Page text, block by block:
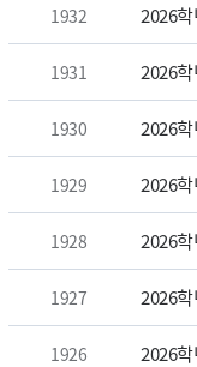
1932 2026
1931 2026
1930 2026
1929 2026
1928 2026
1927 2026
1926 2026